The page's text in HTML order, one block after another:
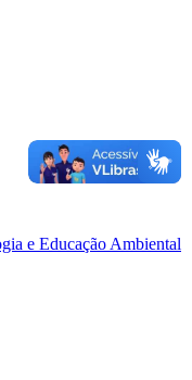
e Educação Ambiental